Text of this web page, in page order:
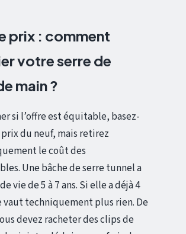
prix : comment
votre serre de
main ?
si l’offre est équitable, basez-
du neuf, mais retirez
le coût des
Une bâche de serre tunnel a
vie de 5 à 7 ans. Si elle a déjà 4
vaut techniquement plus rien. De
devez racheter des clips de